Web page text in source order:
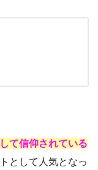
て信仰されている
として人気となっ